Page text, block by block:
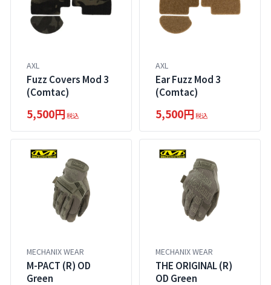
AXL
Fuzz Covers Mod 3
(Comtac)
5,500円税込
AXL
Ear Fuzz Mod 3
(Comtac)
5,500円税込
MECHANIX WEAR
M-PACT (R) OD
Green
MECHANIX WEAR
THE ORIGINAL (R)
OD Green